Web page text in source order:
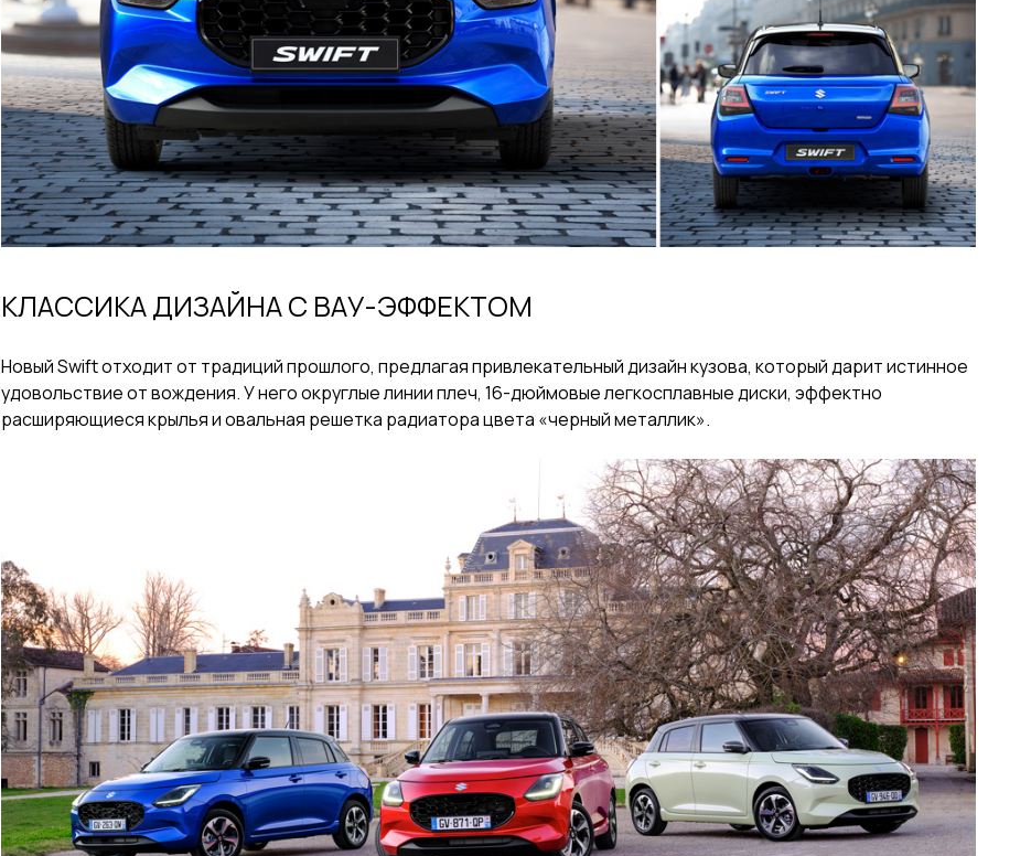
КЛАССИКА ДИЗАЙНА С ВАУ-ЭФФЕКТОМ
Новый Swift отходит от традиций прошлого, предлагая привлекательный дизайн кузова, который дарит истинное
удовольствие от вождения. У него округлые линии плеч, 16-дюймовые легкосплавные диски, эффектно
расширяющиеся крылья и овальная решетка радиатора цвета «черный металлик».